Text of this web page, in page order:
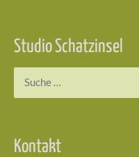
Studio Schatzinsel
Kontakt